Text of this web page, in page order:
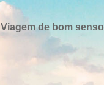
Viagem de bom senso